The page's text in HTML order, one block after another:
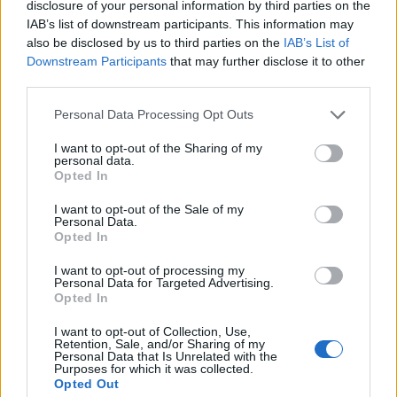
disclosure of your personal information by third parties on the
IAB’s list of downstream participants. This information may
also be disclosed by us to third parties on the IAB’s List of
Downstream Participants that may further disclose it to other
Personal Data Processing Opt Outs
I want to opt-out of the Sharing of my
personal data.
Opted In
I want to opt-out of the Sale of my
Personal Data.
Opted In
I want to opt-out of processing my
Personal Data for Targeted Advertising.
Opted In
I want to opt-out of Collection, Use,
Retention, Sale, and/or Sharing of my
Personal Data that Is Unrelated with the
Purposes for which it was collected.
Opted Out
EQUIPOS TELEVISADOS
1
Real Betis Academy
327 (48,09%)
Betis Deportivo
Real Betis
Real Betis Féminas
26 (3,82%)
Real Betis - Bournemouth
Ranking equipos por nº de partidos Local